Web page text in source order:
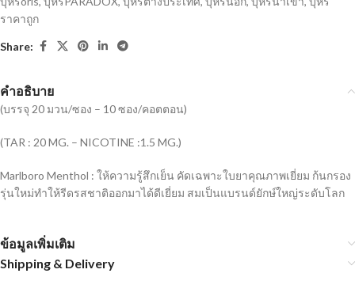
ราคาถูก
Share:
คำอธิบาย
(บรรจุ 20 มวน/ซอง – 10 ซอง/คอตตอน)
(TAR : 20 MG. – NICOTINE :1.5 MG.)
Marlboro Menthol : ให้ความรู้สึกเย็น คัดเฉพาะใบยาคุณภาพเยี่ยม ก้นกรอง
รุ่นใหม่ทำให้รีดรสชาติออกมาได้ดีเยี่ยม สมเป็นแบรนด์ยักษ์ใหญ่ระดับโลก
ข้อมูลเพิ่มเติม
Shipping & Delivery